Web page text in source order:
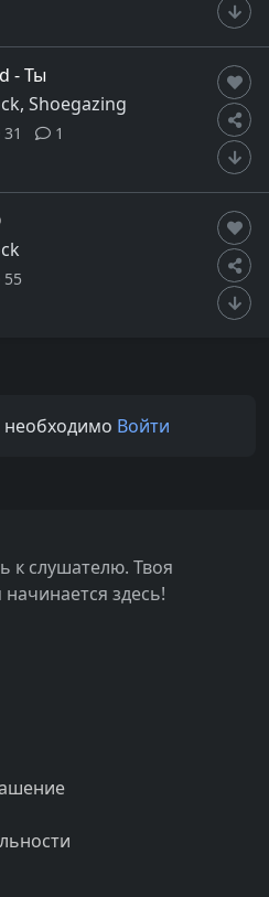
- Ты
Shoegazing
31 1
55
необходимо Войти
к слушателю. Твоя
здесь!